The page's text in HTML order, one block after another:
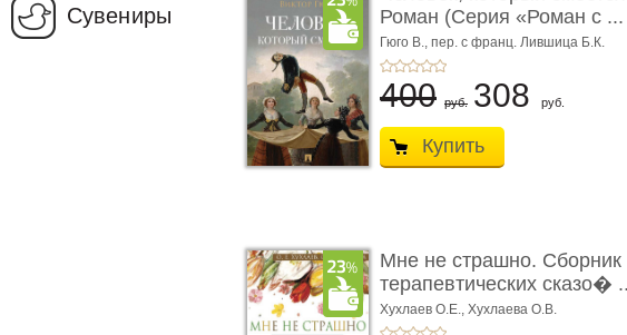
Сувениры
Роман (Серия «Роман с ...
Гюго В., пер. с франц. Лившица Б.К.
400 руб. 308 руб.
Купить
Мне не страшно. Сборник
терапевтических сказо�
Хухлаев О.Е., Хухлаева О.В.